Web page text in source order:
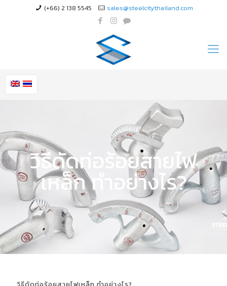
(+66) 2 138 5545 sales@steelcitythailand.com
วิธีดัดท่อร้อยสายไฟ
เหล็ก ทำอย่างไร?